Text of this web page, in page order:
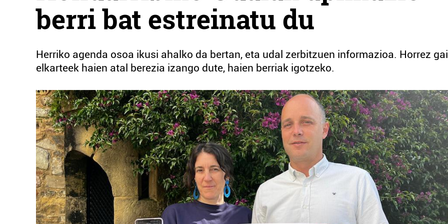
berri bat estreinatu du
Herriko agenda osoa ikusi ahalko da bertan, eta udal zerbitzuen informazioa. Horrez
elkarteek haien atal berezia izango dute, haien berriak igotzeko.